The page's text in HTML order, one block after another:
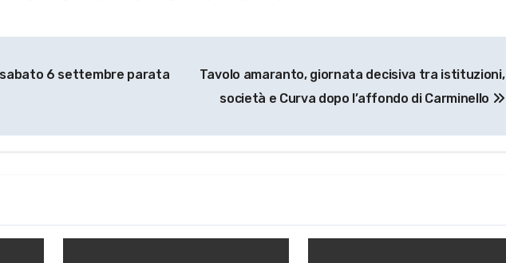
6 settembre parata
Tavolo amaranto, giornata decisiva tra istituzioni,
società e Curva dopo l’affondo di Carminello